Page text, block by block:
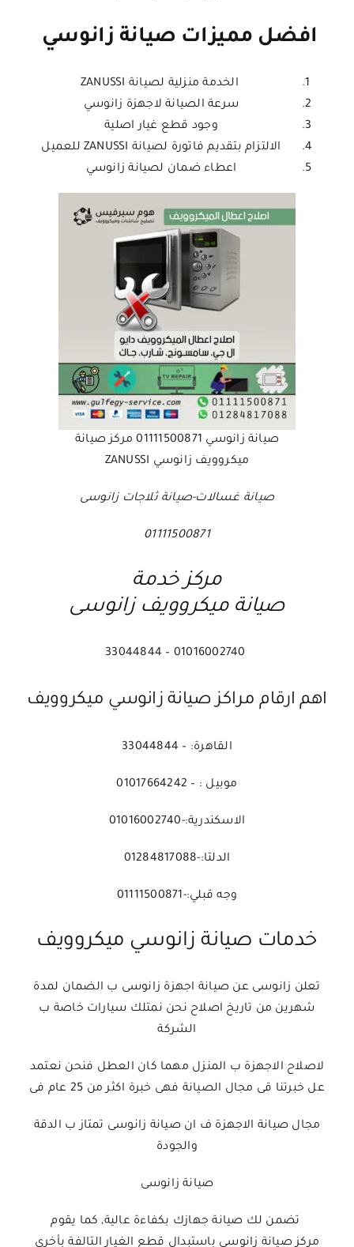
افضل مميزات صيانة زانوسي
الخدمة منزلية لصيانة ZANUSSI
سرعة الصيانة لاجهزة زانوسي
وجود قطع غيار اصلية
الالتزام بتقديم فاتورة لصيانة ZANUSSI للعميل
اعطاء ضمان لصيانة زانوسي
صيانة زانوسي 01111500871 مركز صيانة
ميكروويف زانوسي ZANUSSI
صيانة غسالات-صيانة ثلاجات زانوسى
01111500871
مركز خدمة
صيانة ميكروويف زانوسى
اهم ارقام مراكز صيانة زانوسي ميكروويف
القاهرة: – 33044844
موبيل : – 01017664242
الاسكندرية:-01016002740
الدلتا:-01284817088
وجه قبلي:-01111500871
خدمات صيانة زانوسي ميكروويف
تعلن زانوسى عن صيانة اجهزة زانوسى ب الضمان لمدة
شهرين من تاريخ اصلاح نحن نمتلك سيارات خاصة ب
الشركة
لاصلاح الاجهزة ب المنزل مهما كان العطل فنحن نعتمد
عل خبرتنا قى مجال الصيانة فهى خبرة اكثر من 25 عام فى
مجال صيانة الاجهزة ف ان صيانة زانوسى تمتاز ب الدقة
والجودة
صيانة زانوسى
تضمن لك صيانة جهازك بكفاءة عالية, كما يقوم
مركز صيانة زانوسى باستبدال قطع الغيار التالفة بأخري